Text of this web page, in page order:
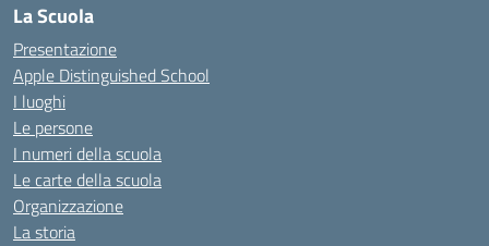
La Scuola
Presentazione
Apple Distinguished School
I luoghi
Le persone
I numeri della scuola
Le carte della scuola
Organizzazione
La storia